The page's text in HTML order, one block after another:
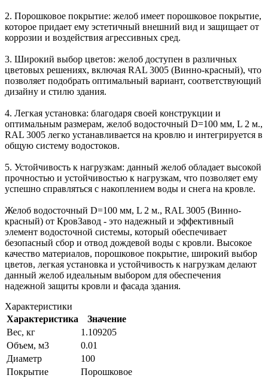
2. Порошковое покрытие: желоб имеет порошковое покрытие,
которое придает ему эстетичный внешний вид и защищает от
коррозии и воздействия агрессивных сред.
3. Широкий выбор цветов: желоб доступен в различных
цветовых решениях, включая RAL 3005 (Винно-красный), что
позволяет подобрать оптимальный вариант, соответствующий
дизайну и стилю здания.
4. Легкая установка: благодаря своей конструкции и
оптимальным размерам, желоб водосточный D=100 мм, L 2 м.,
RAL 3005 легко устанавливается на кровлю и интегрируется в
общую систему водостоков.
5. Устойчивость к нагрузкам: данный желоб обладает высокой
прочностью и устойчивостью к нагрузкам, что позволяет ему
успешно справляться с накоплением воды и снега на кровле.
Желоб водосточный D=100 мм, L 2 м., RAL 3005 (Винно-
красный) от КровЗавод - это надежный и эффективный
элемент водосточной системы, который обеспечивает
безопасный сбор и отвод дождевой воды с кровли. Высокое
качество материалов, порошковое покрытие, широкий выбор
цветов, легкая установка и устойчивость к нагрузкам делают
данный желоб идеальным выбором для обеспечения
надежной защиты кровли и фасада здания.
Характеристики
Характеристика
Значение
Вес, кг
1.109205
Объем, м3
0.01
Диаметр
100
Покрытие
Порошковое